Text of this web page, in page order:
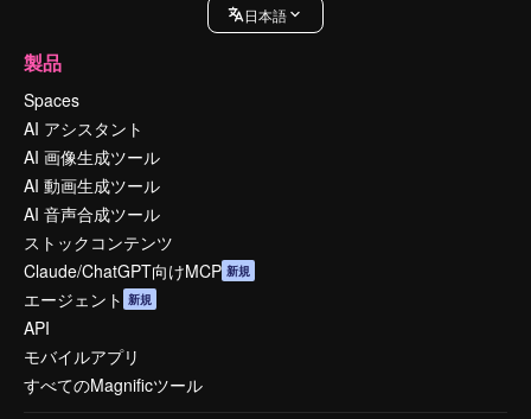
日本語
製品
Spaces
AI アシスタント
AI 画像生成ツール
AI 動画生成ツール
AI 音声合成ツール
ストックコンテンツ
Claude/ChatGPT向けMCP 新規
エージェント 新規
API
モバイルアプリ
すべてのMagnificツール